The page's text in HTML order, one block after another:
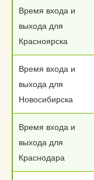
Время входа и
выхода для
Красноярска
Время входа и
выхода для
Новосибирска
Время входа и
выхода для
Краснодара